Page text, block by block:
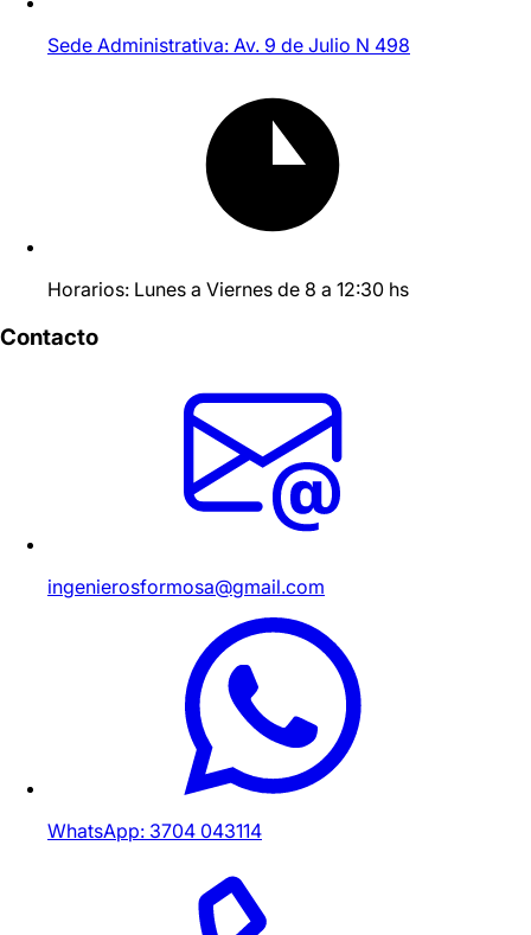
Sede Administrativa: Av. 9 de Julio N 498
Horarios: Lunes a Viernes de 8 a 12:30 hs
Contacto
ingenierosformosa@gmail.com
WhatsApp: 3704 043114